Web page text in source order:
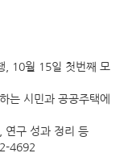
, 10월 15일 첫번째 모
는 시민과 공공주택에
연구 성과 정리 등
4692